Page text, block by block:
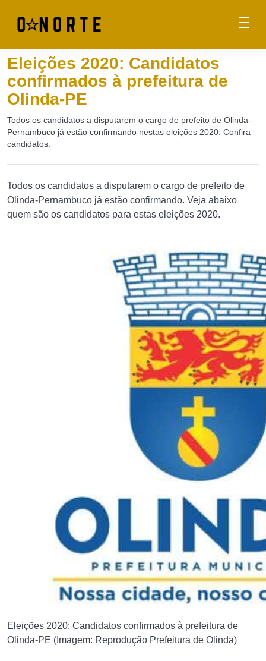
Eleições 2020: Candidatos
confirmados à prefeitura de
Olinda-PE
Todos os candidatos a disputarem o cargo de prefeito de Olinda-
Pernambuco já estão confirmando nestas eleições 2020. Confira
candidatos.
Todos os candidatos a disputarem o cargo de prefeito de
Olinda-Pernambuco já estão confirmando. Veja abaixo
quem são os candidatos para estas eleições 2020.
Eleições 2020: Candidatos confirmados à prefeitura de
Olinda-PE (Imagem: Reprodução Prefeitura de Olinda)